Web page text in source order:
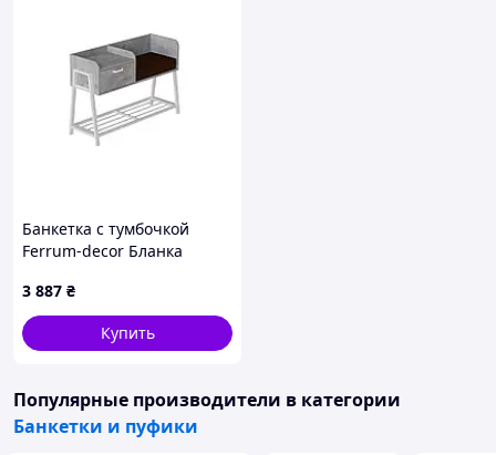
Банкетка с тумбочкой
Ferrum-decor Бланка
Белый ДСП Бетон 16 мм
(BLA0014)
3 887 ₴
Купить
Популярные производители в категории
Банкетки и пуфики